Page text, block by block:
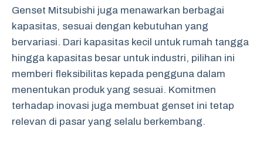
Genset Mitsubishi juga menawarkan berbagai
kapasitas, sesuai dengan kebutuhan yang
bervariasi. Dari kapasitas kecil untuk rumah tangga
hingga kapasitas besar untuk industri, pilihan ini
memberi fleksibilitas kepada pengguna dalam
menentukan produk yang sesuai. Komitmen
terhadap inovasi juga membuat genset ini tetap
relevan di pasar yang selalu berkembang.